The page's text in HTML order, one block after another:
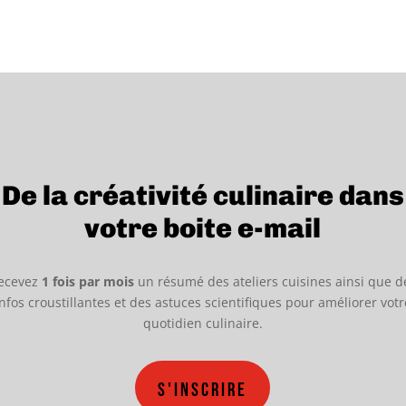
De la créativité culinaire dans
votre boite e-mail
1 fois par moisun résumé des ateliers cuisines ainsi que
croustillantes et des astuces scientifiques pour améliorer
quotidien culinaire.
S'inscrire